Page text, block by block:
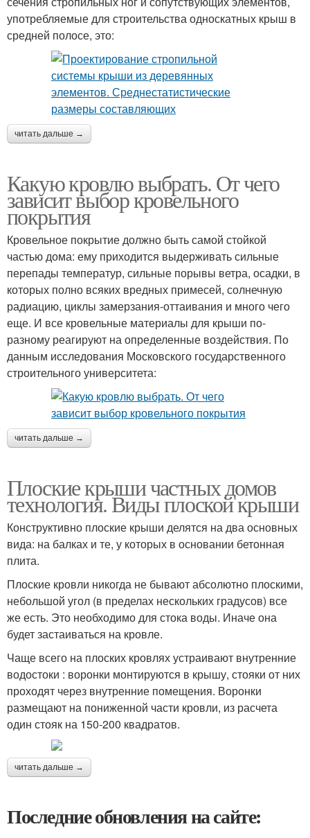
употребляемые для строительства односкатных крыш в
средней полосе, это:
читать дальше →
Какую кровлю выбрать. От чего
зависит выбор кровельного
покрытия
Кровельное покрытие должно быть самой стойкой
частью дома: ему приходится выдерживать сильные
перепады температур, сильные порывы ветра, осадки, в
которых полно всяких вредных примесей, солнечную
радиацию, циклы замерзания-оттаивания и много чего
еще. И все кровельные материалы для крыши по-
разному реагируют на определенные воздействия. По
данным исследования Московского государственного
строительного университета:
читать дальше →
Плоские крыши частных домов
технология. Виды плоской крыши
Конструктивно плоские крыши делятся на два основных
вида: на балках и те, у которых в основании бетонная
плита.
Плоские кровли никогда не бывают абсолютно плоскими,
небольшой угол (в пределах нескольких градусов) все
же есть. Это необходимо для стока воды. Иначе она
будет застаиваться на кровле.
Чаще всего на плоских кровлях устраивают внутренние
водостоки : воронки монтируются в крышу, стояки от них
проходят через внутренние помещения. Воронки
размещают на пониженной части кровли, из расчета
один стояк на 150-200 квадратов.
читать дальше →
Последние обновления на сайте: